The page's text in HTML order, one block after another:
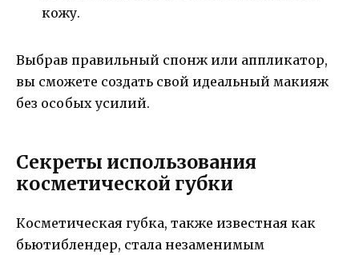
кожу.
Выбрав правильный спонж или аппликатор,
вы сможете создать свой идеальный макияж
без особых усилий.
Секреты использования
косметической губки
Косметическая губка, также известная как
бьютиблендер, стала незаменимым